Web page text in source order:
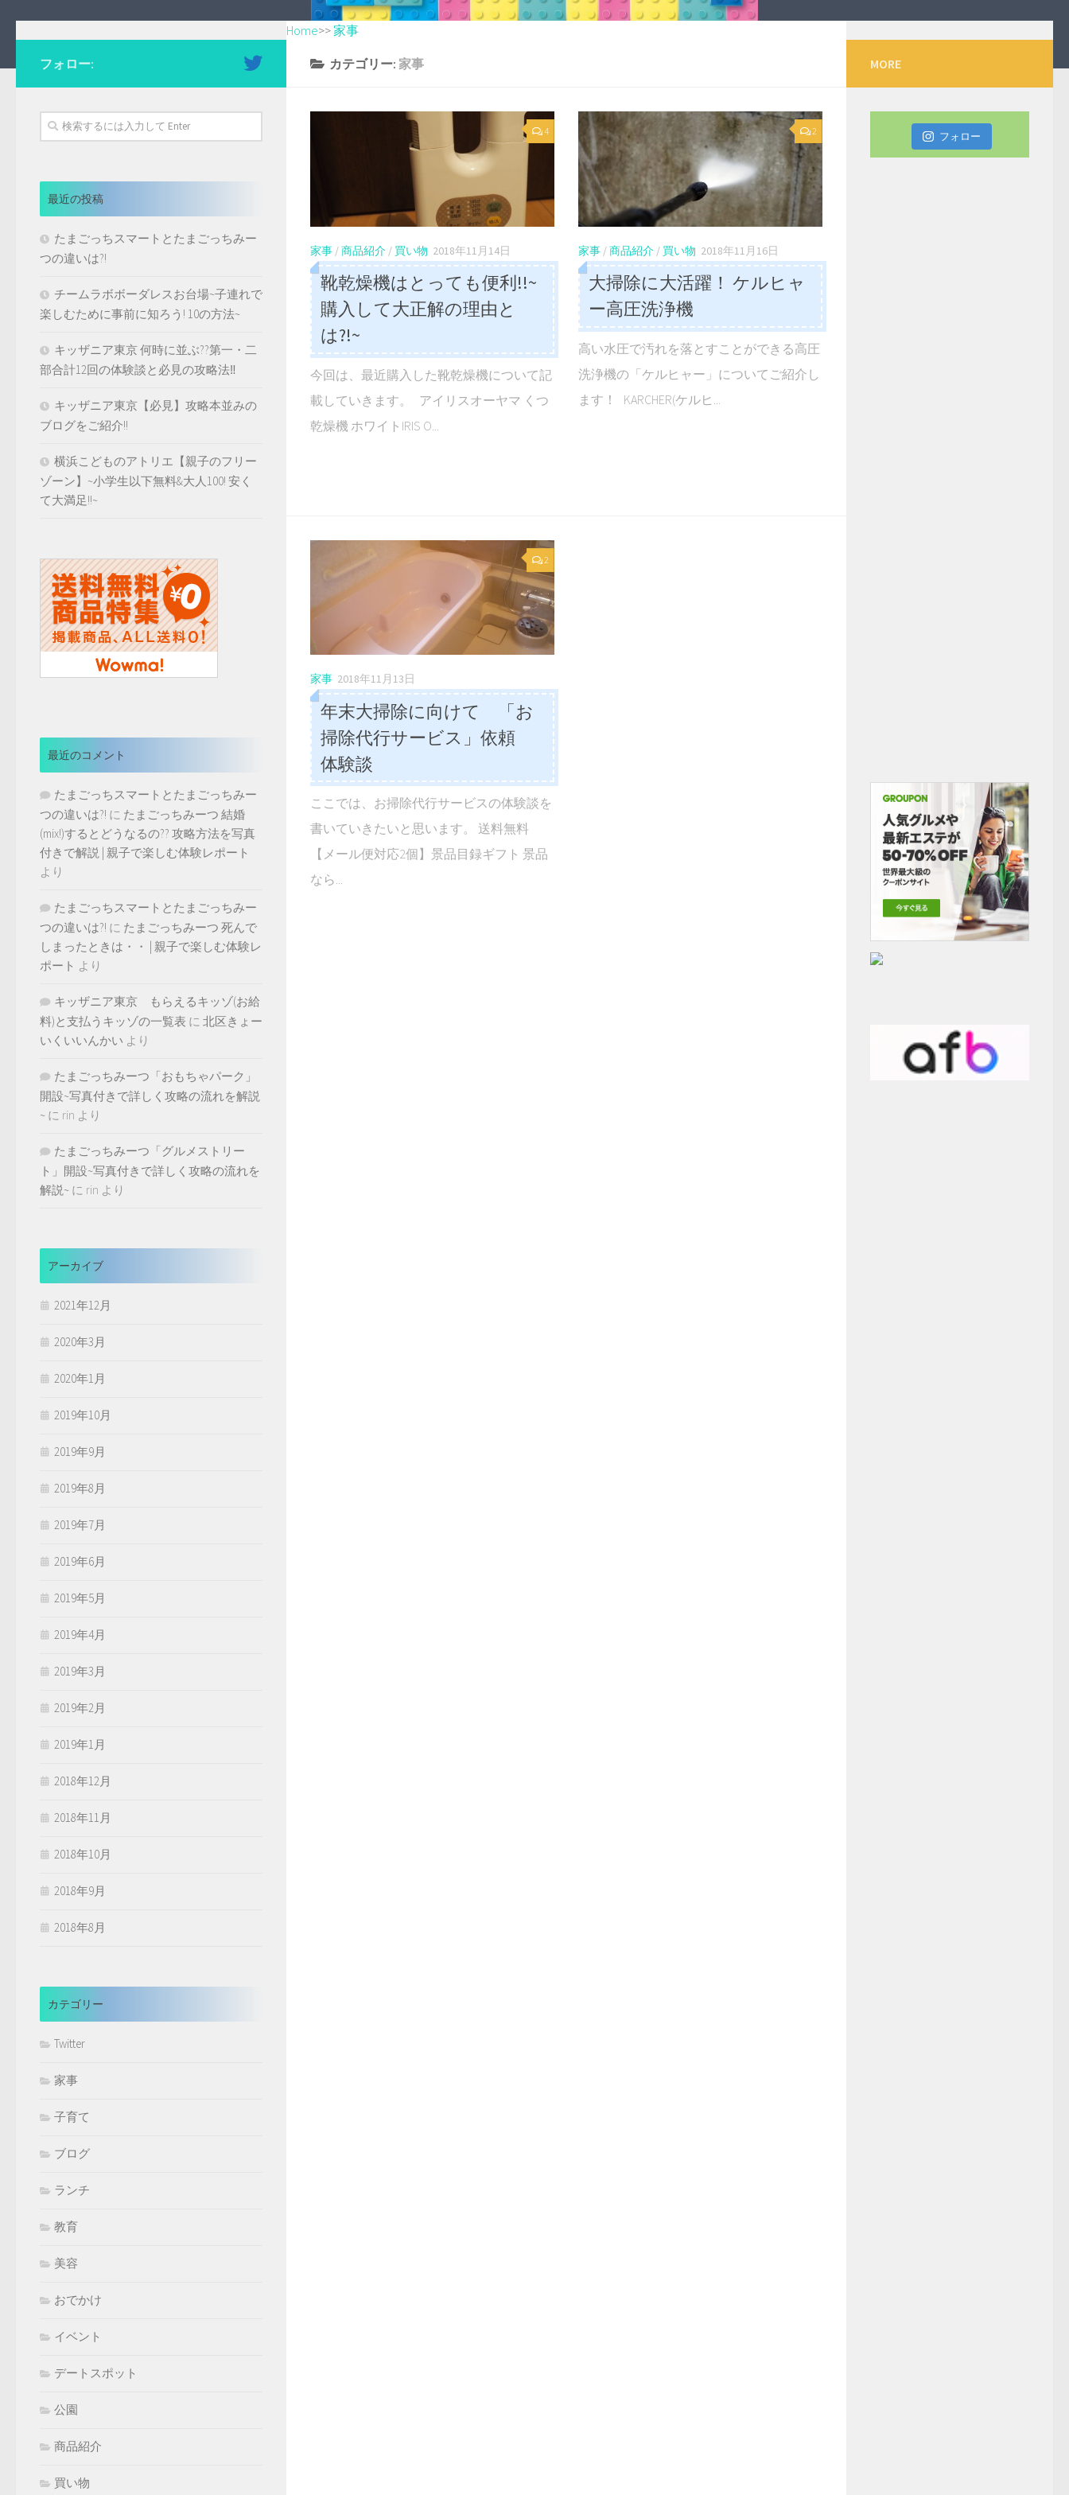
Home>>家事
カテゴリー: 家事
4
家事 /商品紹介 / 買い物 2018年11月14日
靴乾燥機はとっても便利!!~
購入して大正解の理由と
は?!~
今回は、最近購入した靴乾燥機について記
載していきます。 アイリスオーヤマ くつ
乾燥機 ホワイトIRIS O...
2
家事 /商品紹介 / 買い物 2018年11月16日
大掃除に大活躍！ ケルヒャ
ー高圧洗浄機
高い水圧で汚れを落とすことができる高圧
洗浄機の「ケルヒャー」についてご紹介し
ます！ KARCHER(ケルヒ...
2
家事 2018年11月13日
年末大掃除に向けて 「お
掃除代行サービス」依頼
体験談
ここでは、お掃除代行サービスの体験談を
書いていきたいと思います。 送料無料
【メール便対応2個】景品目録ギフト 景品
なら...
フォロー:
最近の投稿
たまごっちスマートとたまごっちみー
つの違いは?!
チームラボボーダレスお台場~子連れで
楽しむために事前に知ろう! 10の方法~
キッザニア東京 何時に並ぶ??第一・二
部合計12回の体験談と必見の攻略法‼️
キッザニア東京【必見】攻略本並みの
ブログをご紹介!!
横浜こどものアトリエ【親子のフリー
ゾーン】~小学生以下無料&大人100! 安く
て大満足!!~
最近のコメント
たまごっちスマートとたまごっちみー
つの違いは?! に たまごっちみーつ 結婚
(mix!)するとどうなるの?? 攻略方法を写真
付きで解説 | 親子で楽しむ体験レポート
より
たまごっちスマートとたまごっちみー
つの違いは?! に たまごっちみーつ 死んで
しまったときは・・ | 親子で楽しむ体験レ
ポート より
キッザニア東京 もらえるキッゾ(お給
料)と支払うキッゾの一覧表 に 北区きょー
いくいいんかい より
たまごっちみーつ「おもちゃパーク」
開設~写真付きで詳しく攻略の流れを解説
~ に rin より
たまごっちみーつ「グルメストリー
ト」開設~写真付きで詳しく攻略の流れを
解説~ に rin より
アーカイブ
2021年12月
2020年3月
2020年1月
2019年10月
2019年9月
2019年8月
2019年7月
2019年6月
2019年5月
2019年4月
2019年3月
2019年2月
2019年1月
2018年12月
2018年11月
2018年10月
2018年9月
2018年8月
カテゴリー
Twitter
家事
子育て
ブログ
ランチ
教育
美容
おでかけ
イベント
デートスポット
公園
商品紹介
買い物
MORE
フォロー